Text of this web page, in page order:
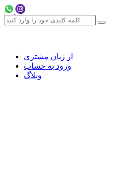
از زبان مشتری
ورود به حساب
وبلاگ